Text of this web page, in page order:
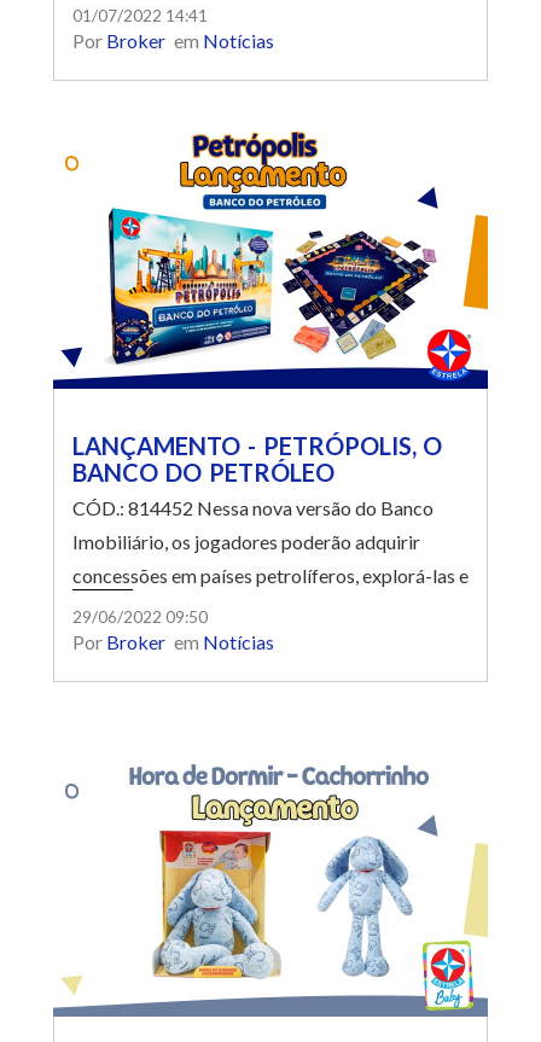
episódio, onde ela contará mais sobre nosso
01/07/2022 14:41
Por Broker em Notícias
LANÇAMENTO - PETRÓPOLIS, O
BANCO DO PETRÓLEO
CÓD.: 814452 Nessa nova versão do Banco
Imobiliário, os jogadores poderão adquirir
concessões em países petrolíferos, explorá-las e
desenvolvê-las, montando suas próprias torres e
plataformas de petróleo. Quem conseguir o
maior capital petrolífero no final do jogo será o
29/06/2022 09:50
Por Broker em Notícias